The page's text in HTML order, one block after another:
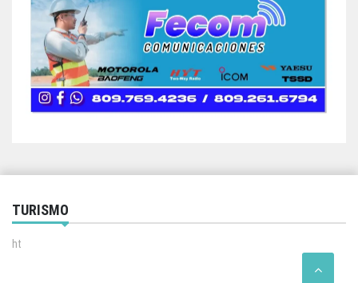
TURISMO
ht